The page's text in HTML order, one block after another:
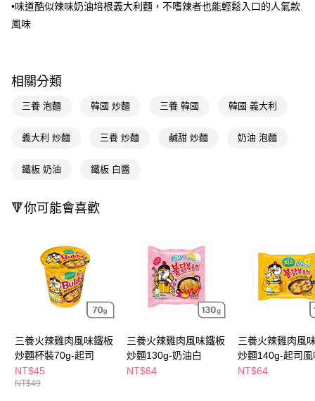
街口支付
【關於「AFTEE先享後付」】
AFTEE先享後付是「在收到商品之後才付款」的支付方式。 讓您購物簡單
１．簡單：不需註冊會員、不需綁卡、不需儲值。
結帳頁面，進行簡訊認證並確認金額後，即可完成結帳。
２．訂單成立數日內，您將收到繳費通知簡訊。
３．收到繳費通知簡訊後14天內，點擊此簡訊中的連結，可透過四大超商／
ATM／網路銀行／等多元方式進行付款，方視為交易完成。
※ 請注意：結帳手續完成當下不需立刻繳費，但若您需要取消訂單，請聯絡
購買商品的店家。未經商家同意取消之訂單仍視為有效，需透過AFTEE先享
後付繳納相關費用。
※ 交易是否成功請以「AFTEE先享後付 」之結帳頁面顯示為準，若有關於
是否繳費成功／繳費後需取消欲退款等相關疑問，請聯繫「AFTEE先享後付
客戶支援中心」https://netprotections.freshdesk.com/support/home
【注意事項】
即享券
運送方式
全家取貨付款
付款後全家取貨
每筆NT$65，滿NT$390(含以上)免運費
萊爾富取貨付款
每筆NT$65，滿NT$490(含以上)免運費
付款後萊爾富取貨
每筆NT$65，滿NT$490(含以上)免運費
7-11取貨付款
•味道酷似辣味奶油培根義大利麵，不嗜辣者也能輕鬆入口的人氣款
風味
相關分類
三養 泡麵 韓國 炒麵 三養 韓國 韓國 義大利
義大利 炒麵 三養 炒麵 鹹甜 炒麵 奶油 泡麵
鐵板 奶油 鐵板 白醬
🔻你可能會喜歡
三養火辣雞肉風味鐵板
炒麵杯裝70g-起司
NT$45
NT$49
三養火辣雞肉風味鐵板
炒麵130g-奶油白
NT$64
三養火辣雞肉風
炒麵140g-起司風
NT$64